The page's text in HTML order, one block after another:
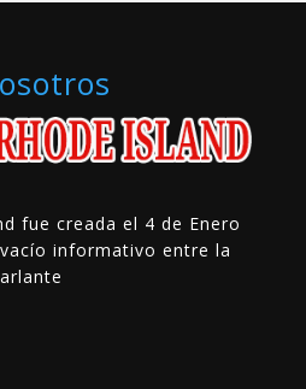
fue creada el 4 de Enero
informativo entre la